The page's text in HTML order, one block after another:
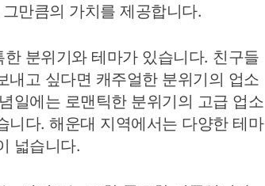
만큼의 가치를 제공합니다.
분위기와 테마가 있습니다. 친구들
내고 싶다면 캐주얼한 분위기의 업소
일에는 로맨틱한 분위기의 고급 업소
니다. 해운대 지역에서는 다양한 테마
넓습니다.